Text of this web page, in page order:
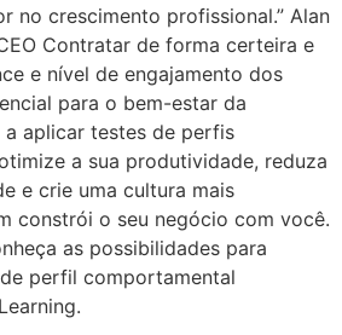
no crescimento profissional.” Alan
Contratar de forma certeira e
e nível de engajamento dos
para o bem-estar da
a aplicar testes de perfis
a sua produtividade, reduza
e crie uma cultura mais
constrói o seu negócio com você.
as possibilidades para
perfil comportamental